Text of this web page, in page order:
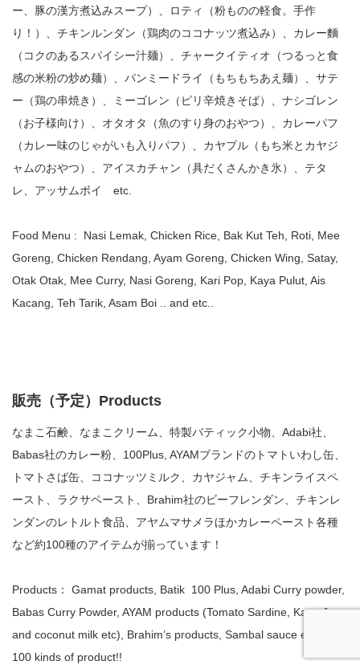
ー、豚の漢方煮込みスープ）、ロティ（粉ものの軽食。手作
り！）、チキンルンダン（鶏肉のココナッツ煮込み）、カレー麵
（コクのあるスパイシー汁麺）、チャークイティオ（つるっと食
感の米粉の炒め麺）、パンミードライ（もちもちあえ麺）、サテ
ー（鶏の串焼き）、ミーゴレン（ピリ辛焼きそば）、ナシゴレン
（お子様向け）、オタオタ（魚のすり身のおやつ）、カレーパフ
（カレー味のじゃがいも入りパフ）、カヤプル（もち米とカヤジ
ャムのおやつ）、アイスカチャン（具だくさんかき氷）、テタ
レ、アッサムボイ etc.
Food Menu : Nasi Lemak, Chicken Rice, Bak Kut Teh, Roti, Mee
Goreng, Chicken Rendang, Ayam Goreng, Chicken Wing, Satay,
Otak Otak, Mee Curry, Nasi Goreng, Kari Pop, Kaya Pulut, Ais
Kacang, Teh Tarik, Asam Boi .. and etc..
販売（予定）Products
なまこ石鹸、なまこクリーム、特製バティック小物、Adabi社、
Babas社のカレー粉、100Plus, AYAMブランドのトマトいわし缶、
トマトさば缶、ココナッツミルク、カヤジャム、チキンライスペ
ースト、ラクサペースト、Brahim社のビーフレンダン、チキンレ
ンダンのレトルト食品、アヤムマサメラほかカレーペースト各種
など約100種のアイテムが揃っています！
Products： Gamat products, Batik 100 Plus, Adabi Curry powder,
Babas Curry Powder, AYAM products (Tomato Sardine, Kaya Jam
and coconut milk etc), Brahim’s products, Sambal sauce etc.. total
100 kinds of product!!